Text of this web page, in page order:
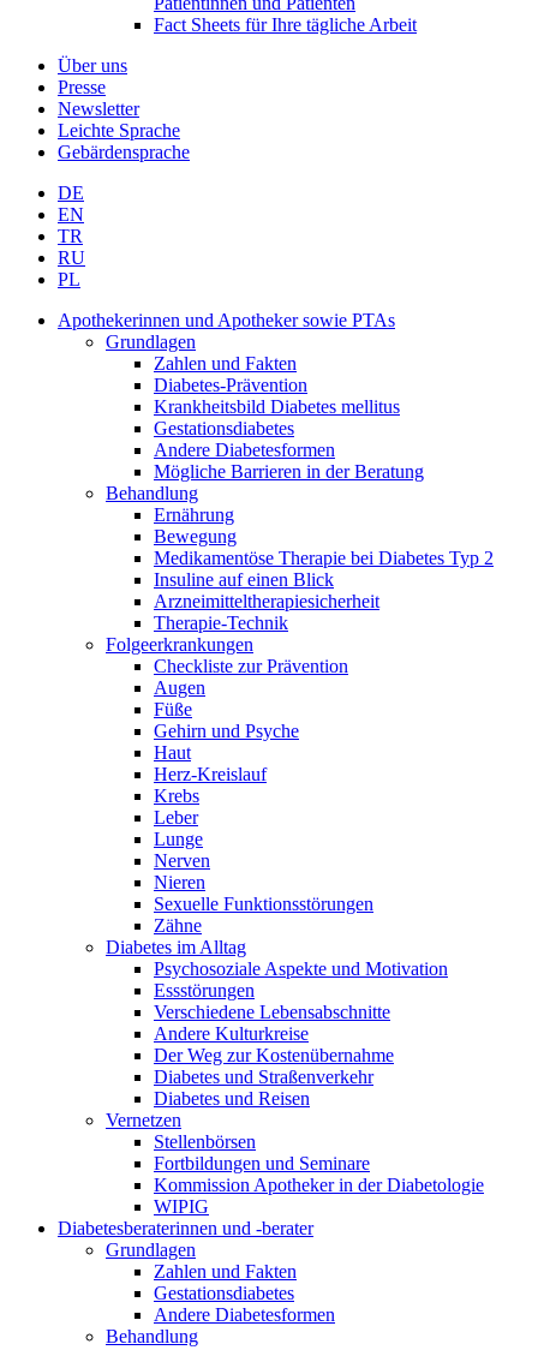
Fact Sheets für Ihre tägliche Arbeit
Über uns
Presse
Newsletter
Leichte Sprache
Gebärdensprache
DE
EN
TR
RU
PL
Apothekerinnen und Apotheker sowie PTAs
Grundlagen
Zahlen und Fakten
Diabetes-Prävention
Krankheitsbild Diabetes mellitus
Gestationsdiabetes
Andere Diabetesformen
Mögliche Barrieren in der Beratung
Behandlung
Ernährung
Bewegung
Medikamentöse Therapie bei Diabetes Typ 2
Insuline auf einen Blick
Arzneimitteltherapie­sicherheit
Therapie-Technik
Fol­ge­er­kran­kun­gen
Checkliste zur Prävention
Augen
Füße
Gehirn und Psyche
Haut
Herz-Kreislauf
Krebs
Leber
Lunge
Nerven
Nieren
Sexuelle Funktionsstörungen
Zähne
Diabetes im Alltag
Psychosoziale Aspekte und Motivation
Essstörungen
Verschiedene Lebensabschnitte
Andere Kulturkreise
Der Weg zur Kostenübernahme
Diabetes und Straßenverkehr
Diabetes und Reisen
Vernetzen
Stellenbörsen
Fortbildungen und Seminare
Kommission Apotheker in der Diabetologie
WIPIG
Diabetesberaterinnen und -berater
Grundlagen
Zahlen und Fakten
Gestationsdiabetes
Andere Diabetesformen
Behandlung